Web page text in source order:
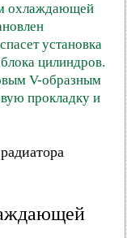
охлаждающей
установка
цилиндров.
V-образным
прокладку и